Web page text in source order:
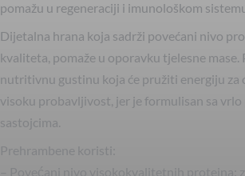
pomažu u regeneraciji i imunološkom
Dijetalna hrana koja sadrži povećani nivo
kvaliteta, pomaže u oporavku tjelesne mase.
nutritivnu gustinu koja će pružiti energiju za
visoku probavljivost, jer je formulisan sa
sastojcima.
Prehrambene koristi: